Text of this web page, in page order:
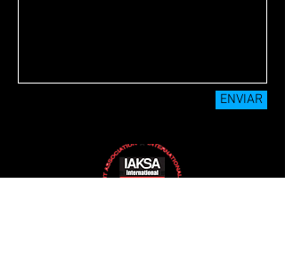
ENVIAR